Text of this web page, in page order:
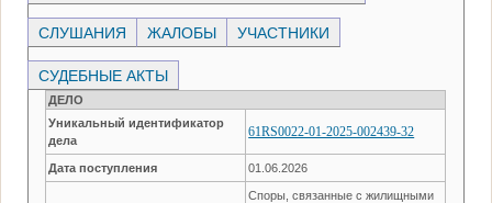
СЛУШАНИЯ ЖАЛОБЫ УЧАСТНИКИ
СУДЕБНЫЕ АКТЫ
ДЕЛО
Уникальный идентификатор
дела
61RS0022-01-2025-002439-32
Дата поступления 01.06.2026
Споры, связанные с жилищными